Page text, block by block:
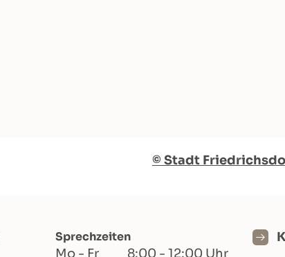
© Stadt
Sprechzeiten
Mo - Fr 8:00 - 12:00 Uhr